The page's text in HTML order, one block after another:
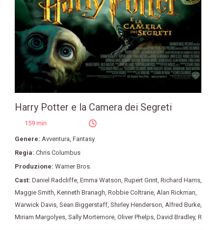
Harry Potter e la Camera dei Segreti
159 min
Genere: Avventura, Fantasy
Regia: Chris Columbus
Produzione: Warner Bros.
Cast: Daniel Radcliffe, Emma Watson, Rupert Grint, Richard Harris,
Maggie Smith, Kenneth Branagh, Robbie Coltrane, Alan Rickman,
Warwick Davis, Sean Biggerstaff, Shirley Henderson, Alfred Burke,
Miriam Margolyes, Sally Mortemore, Oliver Phelps, David Bradley, R